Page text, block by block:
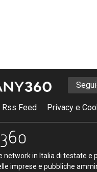
Rss Feed Privacy e
network in Italia di testate e
imprese e pubbliche